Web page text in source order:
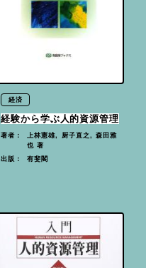
経済
経験から学ぶ人的資源管理
著者： 上林憲雄, 厨子直之, 森田雅
也 著
出版： 有斐閣